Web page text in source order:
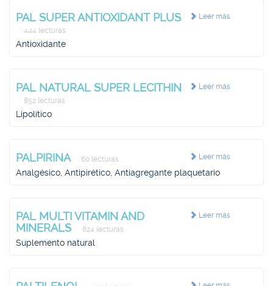
Leer más
PAL SUPER ANTIOXIDANT PLUS
444 lecturas
Antioxidante
Leer más
PAL NATURAL SUPER LECITHIN
852 lecturas
Lipolítico
Leer más
PALPIRINA 60 lecturas
Analgésico, Antipirético, Antiagregante plaquetario
Leer más
PAL MULTI VITAMIN AND
MINERALS
624 lecturas
Suplemento natural